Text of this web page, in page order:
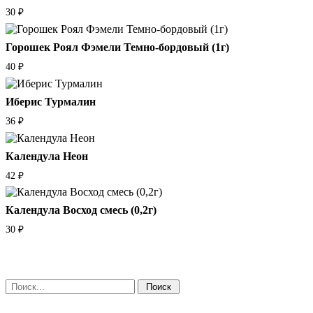
30 ₽
Горошек Роял Фэмели Темно-бордовый (1г)
40 ₽
Иберис Турмалин
36 ₽
Календула Неон
42 ₽
Календула Восход смесь (0,2г)
30 ₽
Поиск: